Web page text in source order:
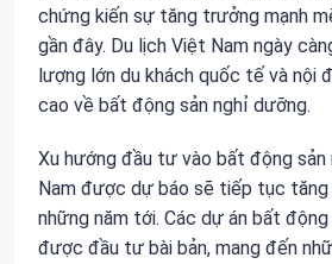
chứng kiến sự tăng trưởng mạnh
gần đây. Du lịch Việt Nam ngày
lượng lớn du khách quốc tế và nội
cao về bất động sản nghỉ dưỡng.
Xu hướng đầu tư vào bất động
Nam được dự báo sẽ tiếp tục
những năm tới. Các dự án bất
được đầu tư bài bản, mang đến